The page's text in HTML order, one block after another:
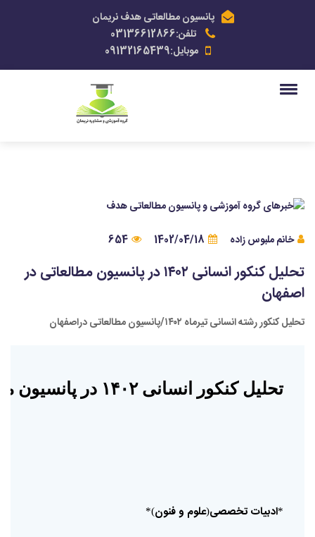
پانسیون مطالعاتی هدف نریمان
تلفن:03136612866
موبایل:09132165439
خانم ملبوس زاده 1402/04/18
654
تحلیل کنکور انسانی ۱۴۰۲ در پانسیون مطالعاتی در
اصفهان
تحلیل کنکور رشته انسانی تیرماه ۱۴۰۲/پانسیون مطالعاتی دراصفهان
تحلیل کنکور انسانی ۱۴۰۲ در پانسیون
*ادبیات تخصصی(علوم وفنون)*